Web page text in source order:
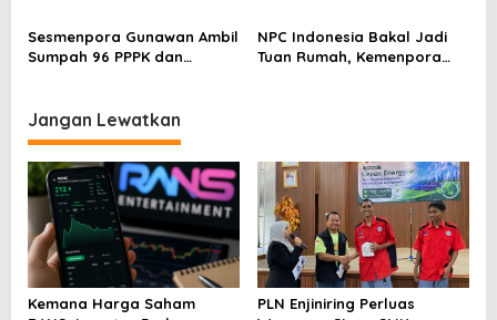
Sesmenpora Gunawan Ambil
Sumpah 96 PPPK dan
NPC Indonesia Bakal Jadi
Tuan Rumah, Kemenpora
Jangan Lewatkan
Kemana Harga Saham
PLN Enjiniring Perluas